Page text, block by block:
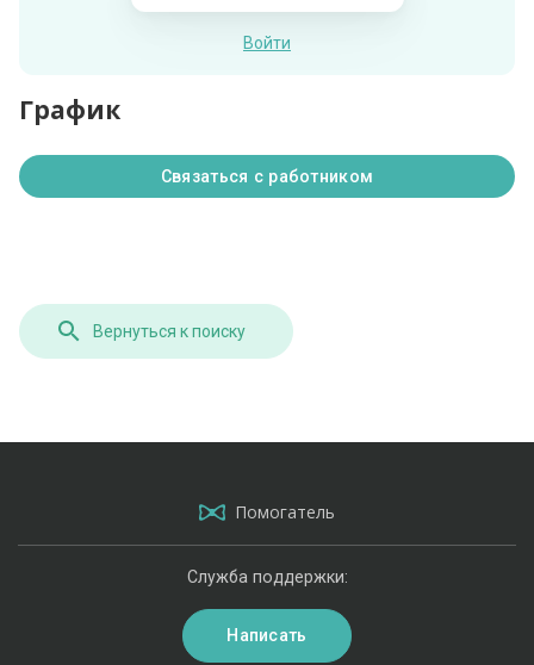
Войти
График
Связаться с работником
Вернуться к поиску
Помогатель
Служба поддержки:
Написать